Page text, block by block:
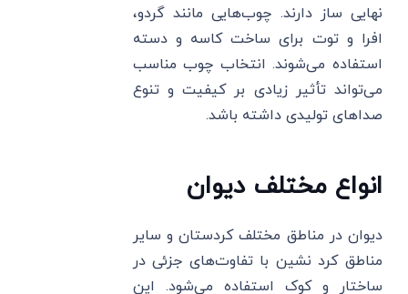
نهایی ساز دارند. چوب‌هایی مانند گردو،
افرا و توت برای ساخت کاسه و دسته
استفاده می‌شوند. انتخاب چوب مناسب
می‌تواند تأثیر زیادی بر کیفیت و تنوع
صداهای تولیدی داشته باشد.
انواع مختلف دیوان
دیوان در مناطق مختلف کردستان و سایر
مناطق کرد نشین با تفاوت‌های جزئی در
ساختار و کوک استفاده می‌شود. این